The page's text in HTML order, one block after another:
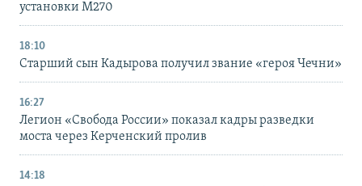
установки M270
18:10
Старший сын Кадырова получил звание «героя Чечни»
16:27
Легион «Свобода России» показал кадры разведки
моста через Керченский пролив
14:18